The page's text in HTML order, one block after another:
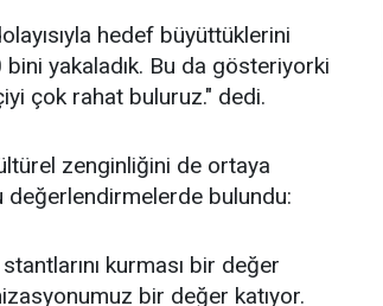
hedef büyüttüklerini
yakaladık. Bu da gösteriyorki
çok rahat buluruz." dedi.
zenginliğini de ortaya
değerlendirmelerde bulundu:
kurması bir değer
bir değer katıyor.